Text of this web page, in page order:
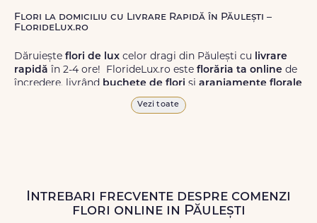
Flori la domiciliu cu Livrare Rapidă în Păulești –
FlorideLux.ro
Dăruiește flori de lux celor dragi din Păulești cu livrare
rapidă în 2-4 ore! FlorideLux.ro este florăria ta online de
încredere, livrând buchete de flori și aranjamente florale
de calitate superioară în Păulești și în toată România.
Livrăm buchete de florichiar și în weekend, pentru ca tu
să poți adresa un gest frumos atunci când ai nevoie.
Vezi toate
Intrebari frecvente despre comenzi
flori online in Păulești